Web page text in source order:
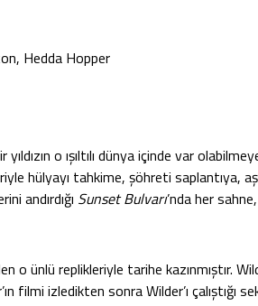
Hedda Hopper
o ışıltılı dünya içinde var
hülyayı tahkime, şöhreti saplantıya,
andırdığı Sunset Bulvarı’nda her
o ünlü replikleriyle tarihe kazınmıştır.
filmi izledikten sonra Wilder’ı çalıştığı